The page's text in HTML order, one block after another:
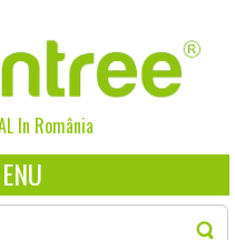
In România